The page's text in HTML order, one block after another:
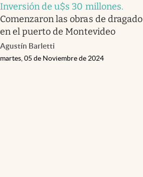
Inversión de u$s 30 millones.
Comenzaron las obras de dragado
en el puerto de Montevideo
Agustín Barletti
martes, 05 de Noviembre de 2024